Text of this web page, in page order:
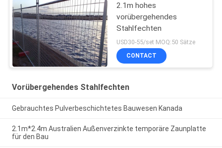
2.1m hohes
vorübergehendes
Stahlfechten
USD30-55/set MOQ:50 Sätze
CONTACT
Vorübergehendes Stahlfechten
Gebrauchtes Pulverbeschichtetes Bauwesen Kanada
2.1m*2.4m Australien Außenverzinkte temporäre Zaunplatte
für den Bau